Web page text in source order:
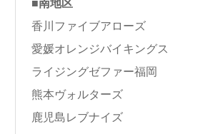
■南地区
香川ファイブアローズ
愛媛オレンジバイキングス
ライジングゼファー福岡
熊本ヴォルターズ
鹿児島レブナイズ